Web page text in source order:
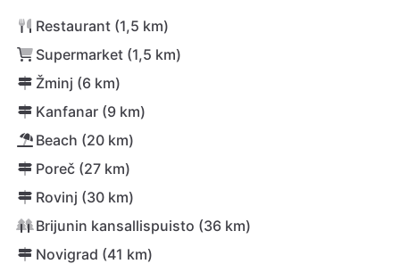
Restaurant (1,5 km)
Supermarket (1,5 km)
Žminj (6 km)
Kanfanar (9 km)
Beach (20 km)
Poreč (27 km)
Rovinj (30 km)
Brijunin kansallispuisto (36 km)
Novigrad (41 km)